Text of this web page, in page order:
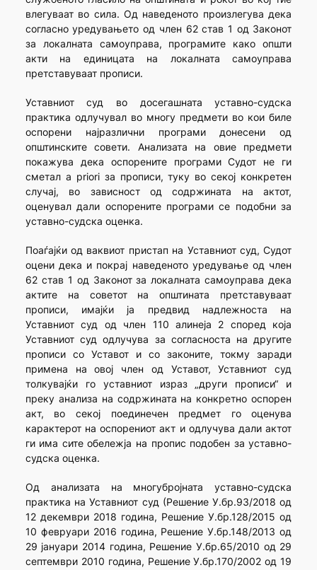
влегуваат во сила. Од наведеното произлегува дека
согласно уредувањето од член 62 став 1 од Законот
за локалната самоуправа, програмите како општи
акти на единицата на локалната самоуправа
претставуваат прописи.
Уставниот суд во досегашната уставно-судска
практика одлучувал во многу предмети во кои биле
оспорени најразлични програми донесени од
општинските совети. Анализата на овие предмети
покажува дека оспорените програми Судот не ги
сметал a priori за прописи, туку во секој конкретен
случај, во зависност од содржината на актот,
оценувал дали оспорените програми се подобни за
уставно-судска оценка.
Поаѓајќи од ваквиот пристап на Уставниот суд, Судот
оцени дека и покрај наведеното уредување од член
62 став 1 од Законот за локалната самоуправа дека
актите на советот на општината претставуваат
прописи, имајќи ја предвид надлежноста на
Уставниот суд од член 110 алинеја 2 според која
Уставниот суд одлучува за согласноста на другите
прописи со Уставот и со законите, токму заради
примена на овој член од Уставот, Уставниот суд
толкувајќи го уставниот израз „други прописи“ и
преку анализа на содржината на конкретно оспорен
акт, во секој поединечен предмет го оценува
карактерот на оспорениот акт и одлучува дали актот
ги има сите обележја на пропис подобен за уставно-
судска оценка.
Од анализата на многубројната уставно-судска
практика на Уставниот суд (Решение У.бр.93/2018 од
12 декември 2018 година, Решение У.бр.128/2015 од
10 февруари 2016 година, Решение У.бр.148/2013 од
29 јануари 2014 година, Решение У.бр.65/2010 од 29
септември 2010 година, Решение У.бр.170/2002 од 19